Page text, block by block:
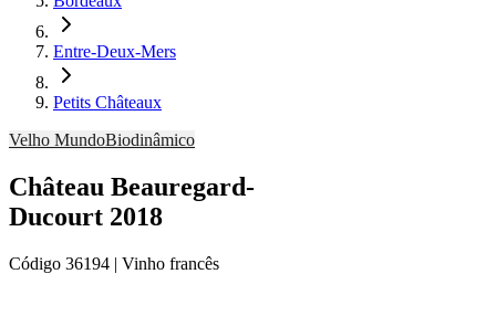
Entre-Deux-Mers
Petits Châteaux
Velho MundoBiodinâmico
Château Beauregard-
Ducourt 2018
Código 36194 | Vinho francês